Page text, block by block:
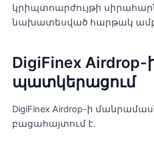
կրիպտոարժույթի
նախատեսված հարթակ
DigiFinex Airdrop-
պատկերացում
DigiFinex Airdrop-ի
բացահայտում է.